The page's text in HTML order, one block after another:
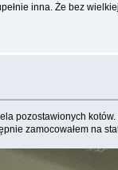
inna. Że bez
pozostawionych
zamocowałem na